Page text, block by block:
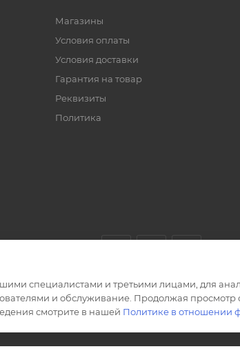
Магазины
Условия оплаты
Условия доставки
Гарантия на товар
Реквизиты
Политика
специалистами и третьими лицами, для
и обслуживание. Продолжая
смотрите в нашей Политике в отношении